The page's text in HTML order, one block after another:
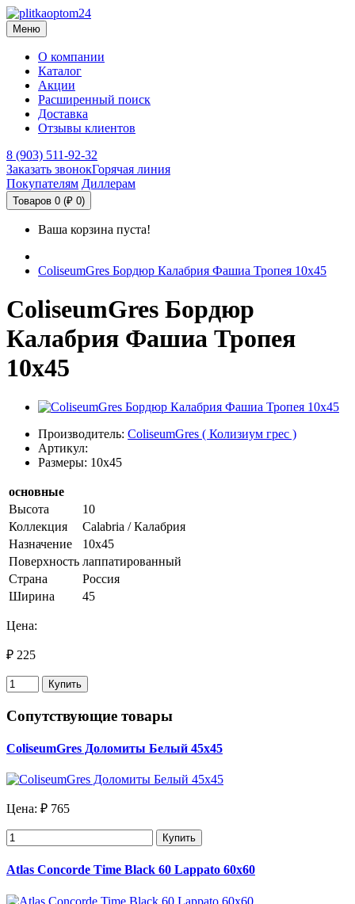
Меню
О компании
Каталог
Акции
Расширенный поиск
Доставка
Отзывы клиентов
8 (903) 511-92-32
Заказать звонокГорячая линия
Покупателям Диллерам
Товаров 0 (₽ 0)
Ваша корзина пуста!
ColiseumGres Бордюр Калабрия Фашиа Тропея 10x45
ColiseumGres Бордюр
Калабрия Фашиа Тропея
10x45
Производитель: ColiseumGres ( Колизиум грес )
Артикул:
Размеры: 10x45
основные
Высота
10
Коллекция
Calabria / Калабрия
Назначение
10х45
Поверхность лаппатированный
Страна
Россия
Ширина
45
Цена:
₽ 225
Купить
Сопутствующие товары
ColiseumGres Доломиты Белый 45x45
Цена: ₽ 765
Купить
Atlas Concorde Time Black 60 Lappato 60x60